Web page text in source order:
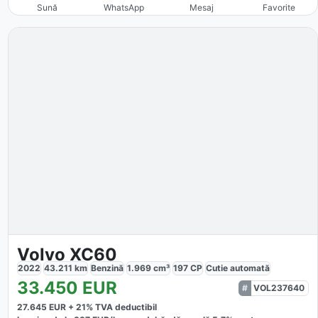
Sună WhatsApp Mesaj Favorite
Volvo XC60
2022 43.211 km Benzină 1.969cm³ 197CP Cutie automată
33.450 EUR
VOL237640
27.645 EUR + 21% TVA deductibil